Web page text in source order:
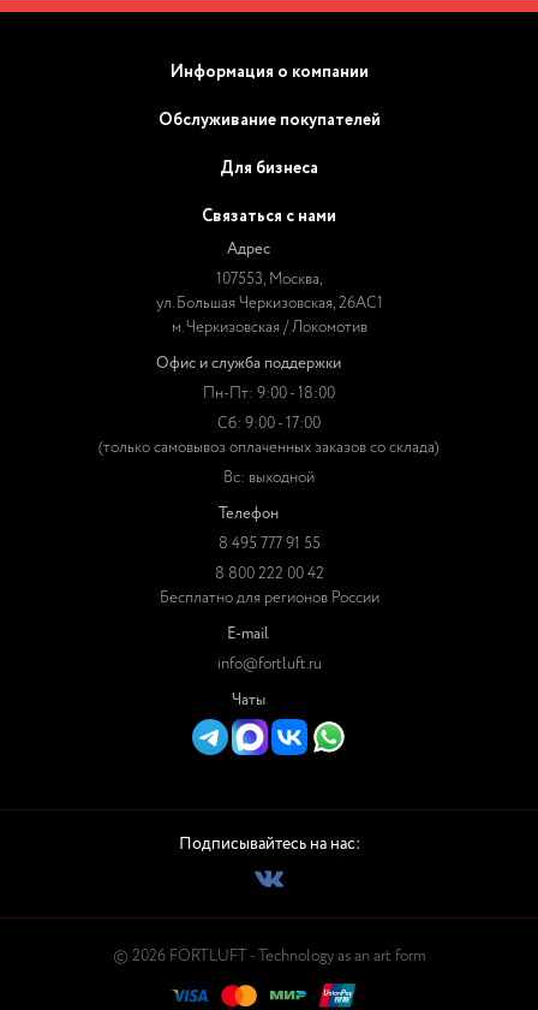
Информация о компании
Обслуживание покупателей
Для бизнеса
Связаться с нами
Адрес
107553, Москва,
ул. Большая Черкизовская, 26АС1
м. Черкизовская / Локомотив
Офис и служба поддержки
Пн-Пт: 9:00 - 18:00
Сб: 9:00 - 17:00
(только самовывоз оплаченных заказов со склада)
Вс: выходной
Телефон
8 495 777 91 55
8 800 222 00 42
Бесплатно для регионов России
E-mail
info@fortluft.ru
Чаты
Подписывайтесь на нас:
© 2026 FORTLUFT - Technology as an art form